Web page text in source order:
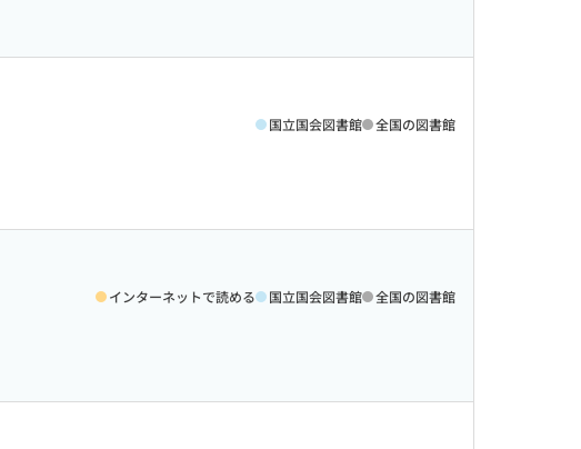
国立国会図書館 全国の図書館
インターネットで読める 国立国会図書館 全国の図書館